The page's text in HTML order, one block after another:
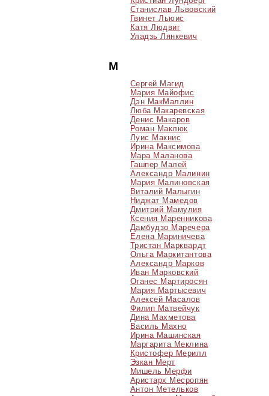
Станислав Львовский
Гвинет Льюис
Катя Людвиг
Уладзь Лянкевич
М
Сергей Магид
Мария Майофис
Дэн МакМаллин
Люба Макаревская
Денис Макаров
Роман Маклюк
Луис Макнис
Ирина Максимова
Мара Маланова
Гашпер Малей
Александр Малинин
Мария Малиновская
Виталий Малыгин
Ниджат Мамедов
Дмитрий Мамулия
Ксения Маренникова
Дамбудзо Маречера
Елена Мариничева
Тристан Марквардт
Ольга Маркитантова
Александр Марков
Иван Марковский
Оганес Мартиросян
Мария Мартысевич
Алексей Масалов
Филип Матвейчук
Дина Махметова
Василь Махно
Ирина Машинская
Маргарита Меклина
Кристофер Мерилл
Эзкан Мерт
Мишель Мерфи
Аристарх Месропян
Антон Метельков